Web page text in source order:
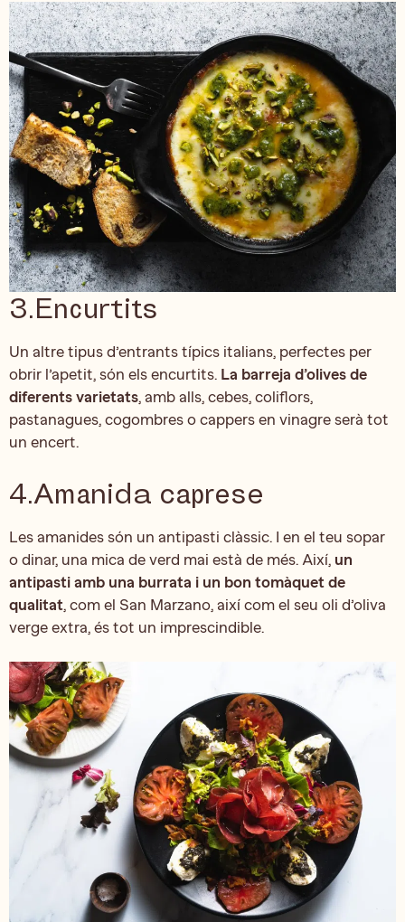
3.Encurtits
Un altre tipus d’entrants típics italians, perfectes per
obrir l’apetit, són els encurtits. La barreja d’olives de
diferents varietats, amb alls, cebes, coliflors,
pastanagues, cogombres o cappers en vinagre serà tot
un encert.
4.Amanida caprese
Les amanides són un antipasti clàssic. I en el teu sopar
o dinar, una mica de verd mai està de més. Així, un
antipasti amb una burrata i un bon tomàquet de
qualitat, com el San Marzano, així com el seu oli d’oliva
verge extra, és tot un imprescindible.